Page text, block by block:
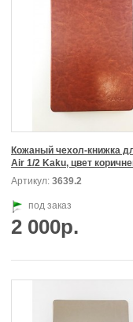
Кожаный чехол-книжка
Air 1/2 Kaku, цвет
Артикул: 3639.2
под заказ
2 000р.